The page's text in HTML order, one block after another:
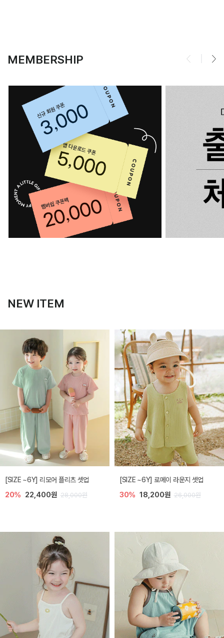
MEMBERSHIP
NEW ITEM
[SIZE ~6Y] 리모어 플리츠 셋업
20% 22,400원 28,000원
[SIZE ~6Y] 로메이 라운지 셋업
30% 18,200원 26,000원